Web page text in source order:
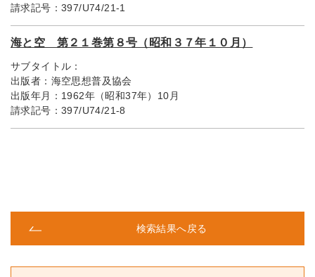
請求記号： 397/U74/21-1
海と空 第２１巻第８号（昭和３７年１０月）
サブタイトル：
出版者： 海空思想普及協会
出版年月： 1962年（昭和37年）10月
請求記号： 397/U74/21-8
検索結果へ戻る